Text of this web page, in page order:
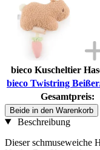
bieco Kuscheltier
bieco Twistring
Gesamtpreis:
Beide in den Warenkorb
Beschreibung
Dieser schmuseweiche